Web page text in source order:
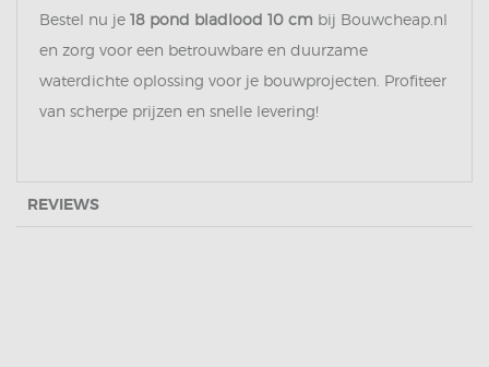
Bestel nu je 18 pond bladlood 10 cm bij Bouwcheap.nl
en zorg voor een betrouwbare en duurzame
waterdichte oplossing voor je bouwprojecten. Profiteer
van scherpe prijzen en snelle levering!
REVIEWS